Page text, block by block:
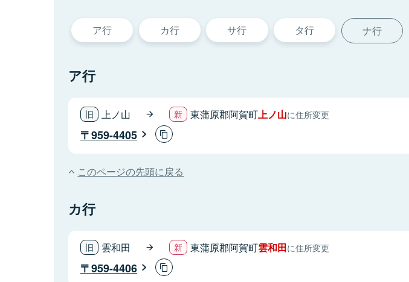
ア行 カ行 サ行 タ行 ナ行
ア行
上ノ山 東蒲原郡阿賀町上ノ山に住所変更
959-4405
このページの先頭に戻る
カ行
雲和田 東蒲原郡阿賀町雲和田に住所変更
959-4406